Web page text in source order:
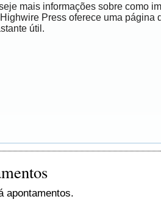
mais informações sobre como
Press oferece uma página
útil.
apontamentos.